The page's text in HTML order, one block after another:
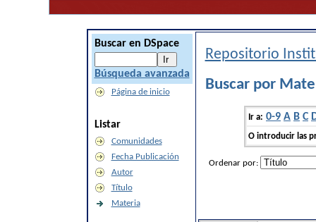
Buscar en DSpace
Búsqueda avanzada
Página de inicio
Listar
Comunidades
Fecha Publicación
Autor
Título
Materia
Repositorio
Buscar por
Ir a: 0-9 A B C
O introducir las
Ordenar por: